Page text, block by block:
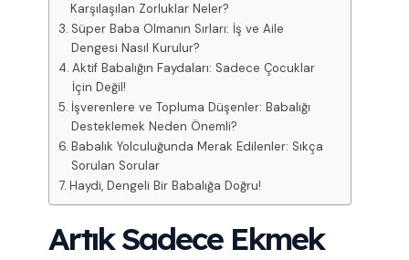
Karşılaşılan Zorluklar Neler?
Süper Baba Olmanın Sırları: İş ve Aile
Dengesi Nasıl Kurulur?
Aktif Babalığın Faydaları: Sadece Çocuklar
İçin Değil!
İşverenlere ve Topluma Düşenler: Babalığı
Desteklemek Neden Önemli?
Babalık Yolculuğunda Merak Edilenler: Sıkça
Sorulan Sorular
Haydi, Dengeli Bir Babalığa Doğru!
Artık Sadece Ekmek